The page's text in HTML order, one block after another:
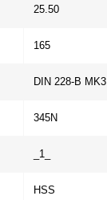
25.50
165
DIN 228-B MK3
345N
_1_
HSS